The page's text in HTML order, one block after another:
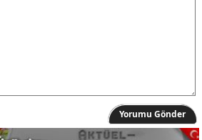
Yorumu Gönder